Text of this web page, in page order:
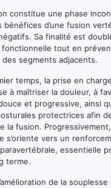
constitue une phase
bénéfices d’une fusion
Sa finalité est
tout en
segments adjacents.
temps, la prise en
à maîtriser la douleur, à
et progressive, ainsi
protectrices afin
la fusion.
s’oriente vers un
essentielle
terme.
de la